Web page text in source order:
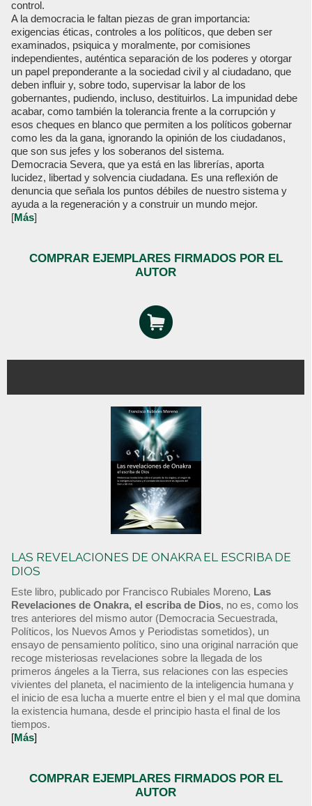
control.
A la democracia le faltan piezas de gran importancia:
exigencias éticas, controles a los políticos, que deben ser
examinados, psiquica y moralmente, por comisiones
independientes, auténtica separación de los poderes y otorgar
un papel preponderante a la sociedad civil y al ciudadano, que
deben influir y, sobre todo, supervisar la labor de los
gobernantes, pudiendo, incluso, destituirlos. La impunidad debe
acabar, como también la tolerancia frente a la corrupción y
esos cheques en blanco que permiten a los políticos gobernar
como les da la gana, ignorando la opinión de los ciudadanos,
que son sus jefes y los soberanos del sistema.
Democracia Severa, que ya está en las librerías, aporta
lucidez, libertad y solvencia ciudadana. Es una reflexión de
denuncia que señala los puntos débiles de nuestro sistema y
ayuda a la regeneración y a construir un mundo mejor.
[Más]
COMPRAR EJEMPLARES FIRMADOS POR EL
AUTOR
LAS REVELACIONES DE ONAKRA EL ESCRIBA DE
DIOS
Este libro, publicado por Francisco Rubiales Moreno, Las
Revelaciones de Onakra, el escriba de Dios, no es, como los
tres anteriores del mismo autor (Democracia Secuestrada,
Políticos, los Nuevos Amos y Periodistas sometidos), un
ensayo de pensamiento político, sino una original narración que
recoge misteriosas revelaciones sobre la llegada de los
primeros ángeles a la Tierra, sus relaciones con las especies
vivientes del planeta, el nacimiento de la inteligencia humana y
el inicio de esa lucha a muerte entre el bien y el mal que domina
la existencia humana, desde el principio hasta el final de los
tiempos.
[Más]
COMPRAR EJEMPLARES FIRMADOS POR EL
AUTOR